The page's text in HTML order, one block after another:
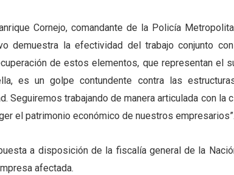
Cornejo, comandante de la Policía
demuestra la efectividad del trabajo conjunto
de estos elementos, que representan el
es un golpe contundente contra las
Seguiremos trabajando de manera articulada con la
el patrimonio económico de nuestros empresarios”.
a disposición de la fiscalía general de la
afectada.